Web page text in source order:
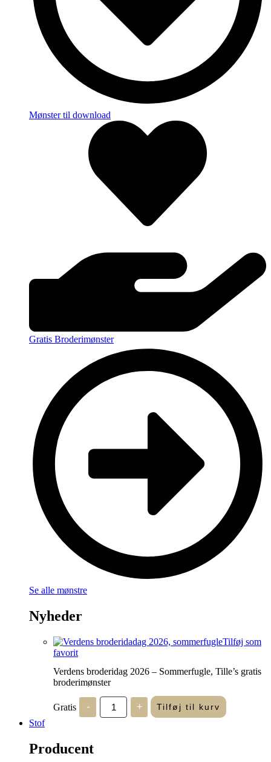
Mønster til download
Gratis Broderimønster
Se alle mønstre
Nyheder
Tilføj som
favorit
Verdens broderidag 2026 – Sommerfugle, Tille’s gratis
broderimønster
Gratis -
Verdens
broderidag
2026
+ Tilføj til kurv
Stof
Producent